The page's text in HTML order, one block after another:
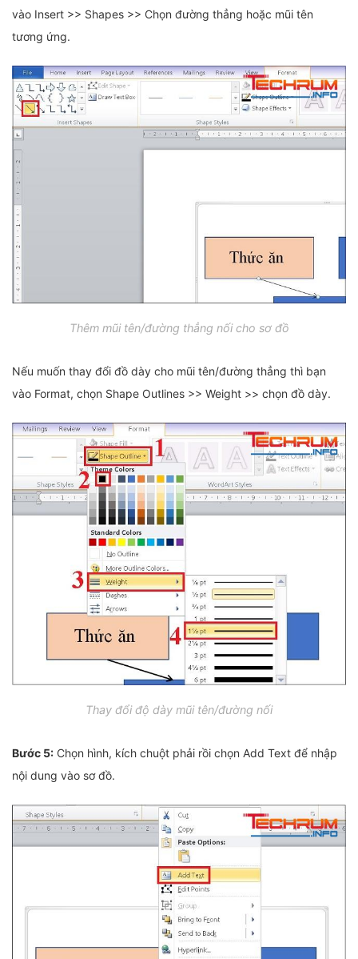
vào Insert >> Shapes >> Chọn đường thẳng hoặc mũi tên
tương ứng.
Thêm mũi tên/đường thẳng nối cho sơ đồ
Nếu muốn thay đổi đồ dày cho mũi tên/đường thẳng thì bạn
vào Format, chọn Shape Outlines >> Weight >> chọn đồ dày.
Thay đổi độ dày mũi tên/đường nối
Bước 5: Chọn hình, kích chuột phải rồi chọn Add Text để nhập
nội dung vào sơ đồ.